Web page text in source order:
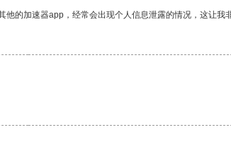
的加速器app，经常会出现个人信息泄露的情况，这让我